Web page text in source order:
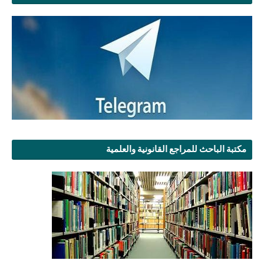
مكتبة الباحث للمراجع القانونية والعلمية